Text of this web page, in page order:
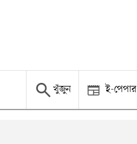
খুঁজুন ই-পেপার